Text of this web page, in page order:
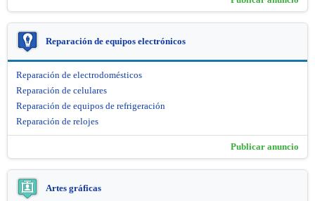
Reparación de equipos electrónicos
Reparación de electrodomésticos
Reparación de celulares
Reparación de equipos de refrigeración
Reparación de relojes
Publicar anuncio
Artes gráficas